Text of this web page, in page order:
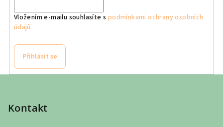
Vložením e-mailu souhlasíte s podmínkami ochrany osobních
údajů
Přihlásit se
Kontakt